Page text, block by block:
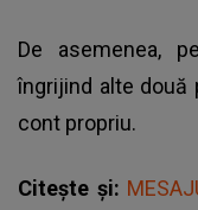
De asemenea,
îngrijind alte două
cont propriu.
Citește și: